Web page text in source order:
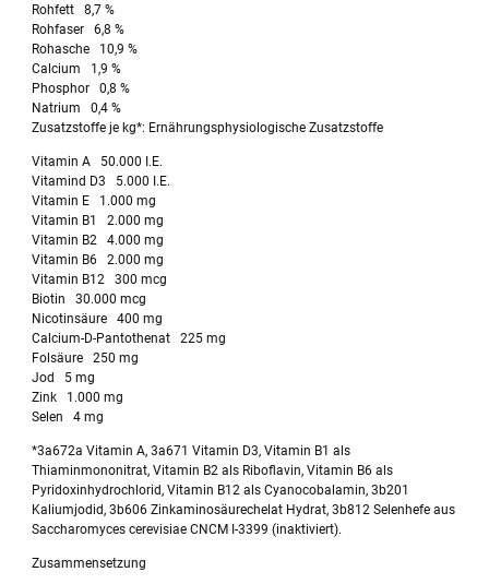
Rohfett 8,7 %
Rohfaser 6,8 %
Rohasche 10,9 %
Calcium 1,9 %
Phosphor 0,8 %
Natrium 0,4 %
Zusatzstoffe je kg*: Ernährungsphysiologische Zusatzstoffe
Vitamin A 50.000 I.E.
Vitamind D3 5.000 I.E.
Vitamin E 1.000 mg
Vitamin B1 2.000 mg
Vitamin B2 4.000 mg
Vitamin B6 2.000 mg
Vitamin B12 300 mcg
Biotin 30.000 mcg
Nicotinsäure 400 mg
Calcium-D-Pantothenat 225 mg
Folsäure 250 mg
Jod 5 mg
Zink 1.000 mg
Selen 4 mg
*3a672a Vitamin A, 3a671 Vitamin D3, Vitamin B1 als
Thiaminmononitrat, Vitamin B2 als Riboflavin, Vitamin B6 als
Pyridoxinhydrochlorid, Vitamin B12 als Cyanocobalamin, 3b201
Kaliumjodid, 3b606 Zinkaminosäurechelat Hydrat, 3b812 Selenhefe aus
Saccharomyces cerevisiae CNCM I-3399 (inaktiviert).
Zusammensetzung